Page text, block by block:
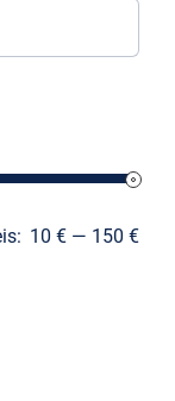
10 € — 150 €